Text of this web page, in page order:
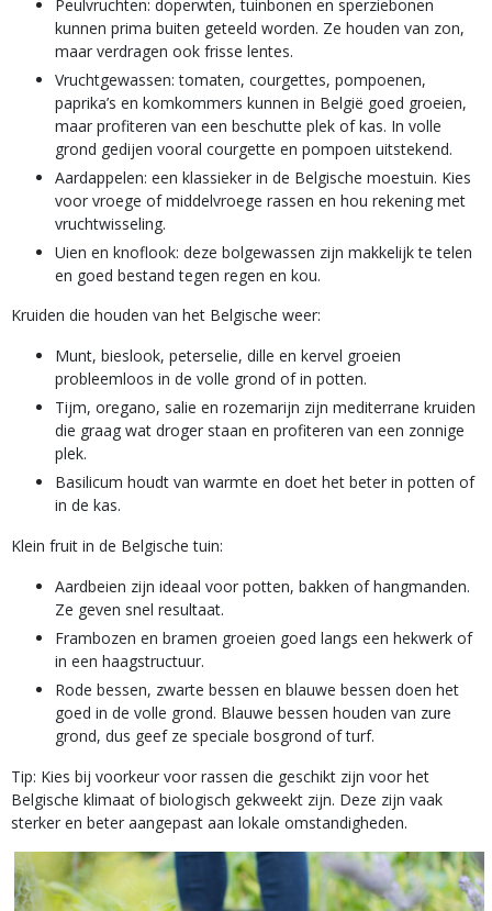
Peulvruchten: doperwten, tuinbonen en sperziebonen
kunnen prima buiten geteeld worden. Ze houden van zon,
maar verdragen ook frisse lentes.
Vruchtgewassen: tomaten, courgettes, pompoenen,
paprika’s en komkommers kunnen in België goed groeien,
maar profiteren van een beschutte plek of kas. In volle
grond gedijen vooral courgette en pompoen uitstekend.
Aardappelen: een klassieker in de Belgische moestuin. Kies
voor vroege of middelvroege rassen en hou rekening met
vruchtwisseling.
Uien en knoflook: deze bolgewassen zijn makkelijk te telen
en goed bestand tegen regen en kou.
Kruiden die houden van het Belgische weer:
Munt, bieslook, peterselie, dille en kervel groeien
probleemloos in de volle grond of in potten.
Tijm, oregano, salie en rozemarijn zijn mediterrane kruiden
die graag wat droger staan en profiteren van een zonnige
plek.
Basilicum houdt van warmte en doet het beter in potten of
in de kas.
Klein fruit in de Belgische tuin:
Aardbeien zijn ideaal voor potten, bakken of hangmanden.
Ze geven snel resultaat.
Frambozen en bramen groeien goed langs een hekwerk of
in een haagstructuur.
Rode bessen, zwarte bessen en blauwe bessen doen het
goed in de volle grond. Blauwe bessen houden van zure
grond, dus geef ze speciale bosgrond of turf.
Tip: Kies bij voorkeur voor rassen die geschikt zijn voor het
Belgische klimaat of biologisch gekweekt zijn. Deze zijn vaak
sterker en beter aangepast aan lokale omstandigheden.